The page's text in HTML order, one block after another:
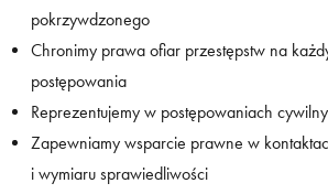
pokrzywdzonego
Chronimy prawa ofiar przestępstw na
postępowania
Reprezentujemy w postępowaniach
Zapewniamy wsparcie prawne w
i wymiaru sprawiedliwości